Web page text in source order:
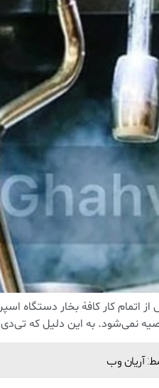
کار کافهْ بخار دستگاه
نمی‌شود. به این دلیل که
آریان وب